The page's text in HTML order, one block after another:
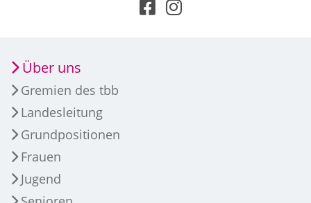
Über uns
Gremien des tbb
Landesleitung
Grundpositionen
Frauen
Jugend